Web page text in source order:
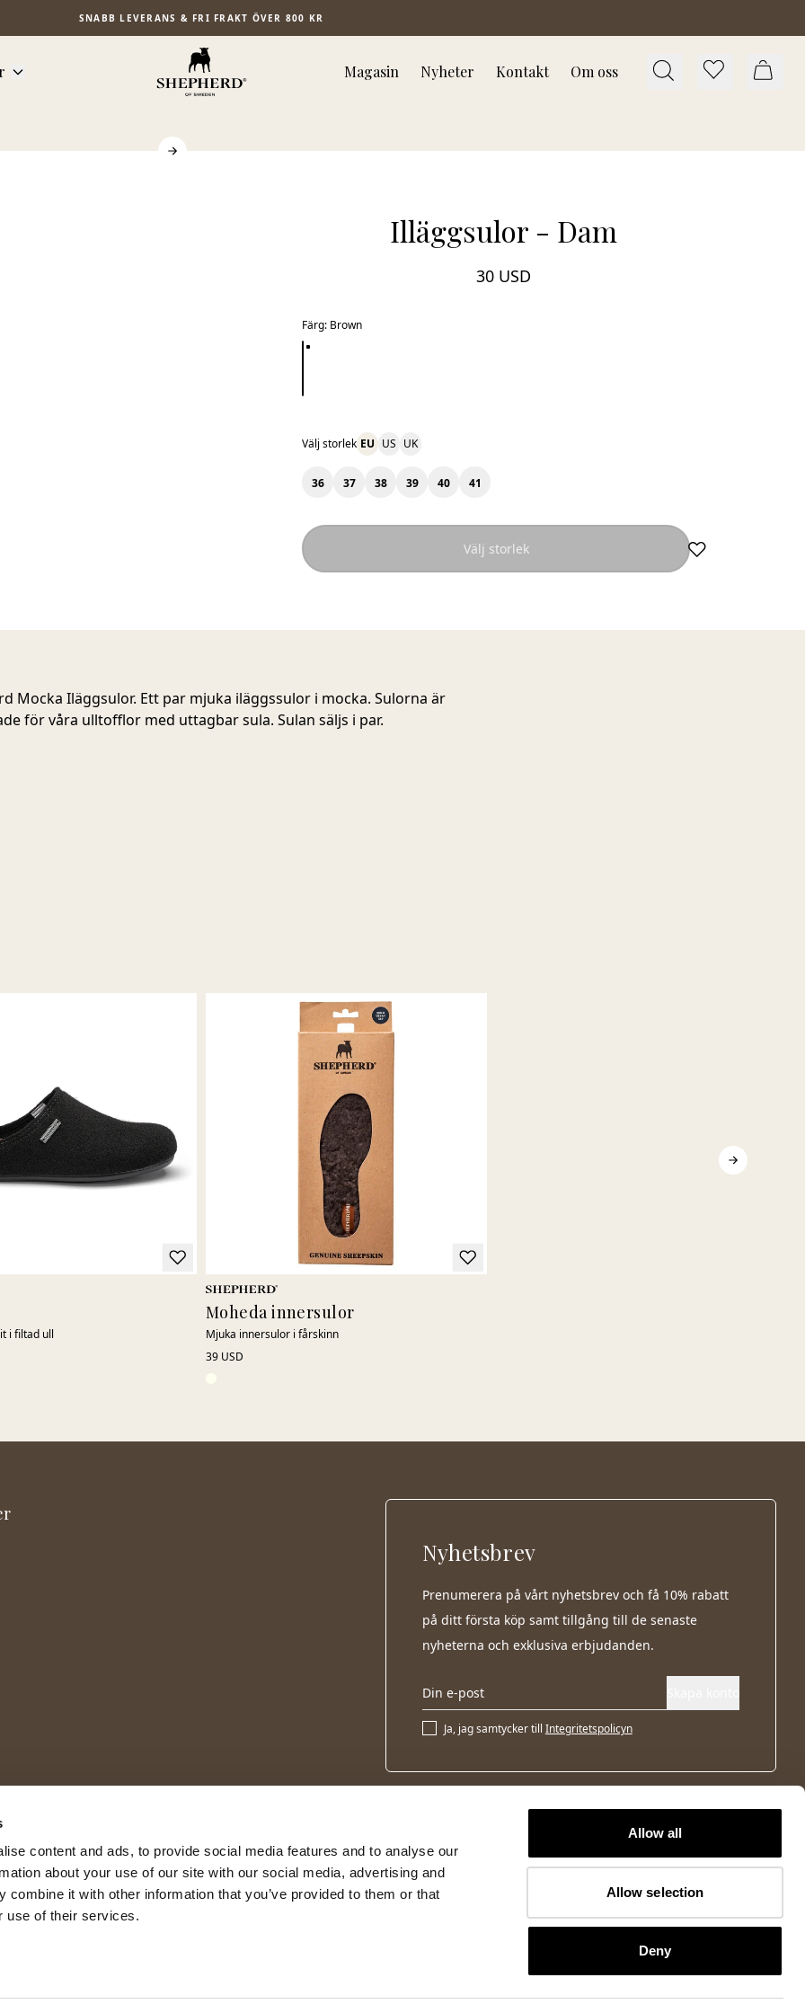
content and ads, to provide social media features and to analyse our
about your use of our site with our social media, advertising and
combine it with other information that you’ve provided to them or that
use of their services.
Allow all
Allow selection
Deny
SNABB LEVERANS & FRI FRAKT ÖVER 800 KR
Magasin Nyheter Kontakt Om oss
Illäggsulor - Dam
30 USD
Färg: Brown
Välj storlek EU US UK
36 37 38 39 40 41
Välj storlek
Mocka Iläggsulor. Ett par mjuka iläggssulor i mocka. Sulorna är
för våra ulltofflor med uttagbar sula. Sulan säljs i par.
i filtad ull
Moheda innersulor
Mjuka innersulor i fårskinn
39 USD
Nyhetsbrev
Prenumerera på vårt nyhetsbrev och få 10% rabatt
på ditt första köp samt tillgång till de senaste
nyheterna och exklusiva erbjudanden.
Ja, jag samtycker till Integritetspolicyn
© 2026 Shepherd of Sweden